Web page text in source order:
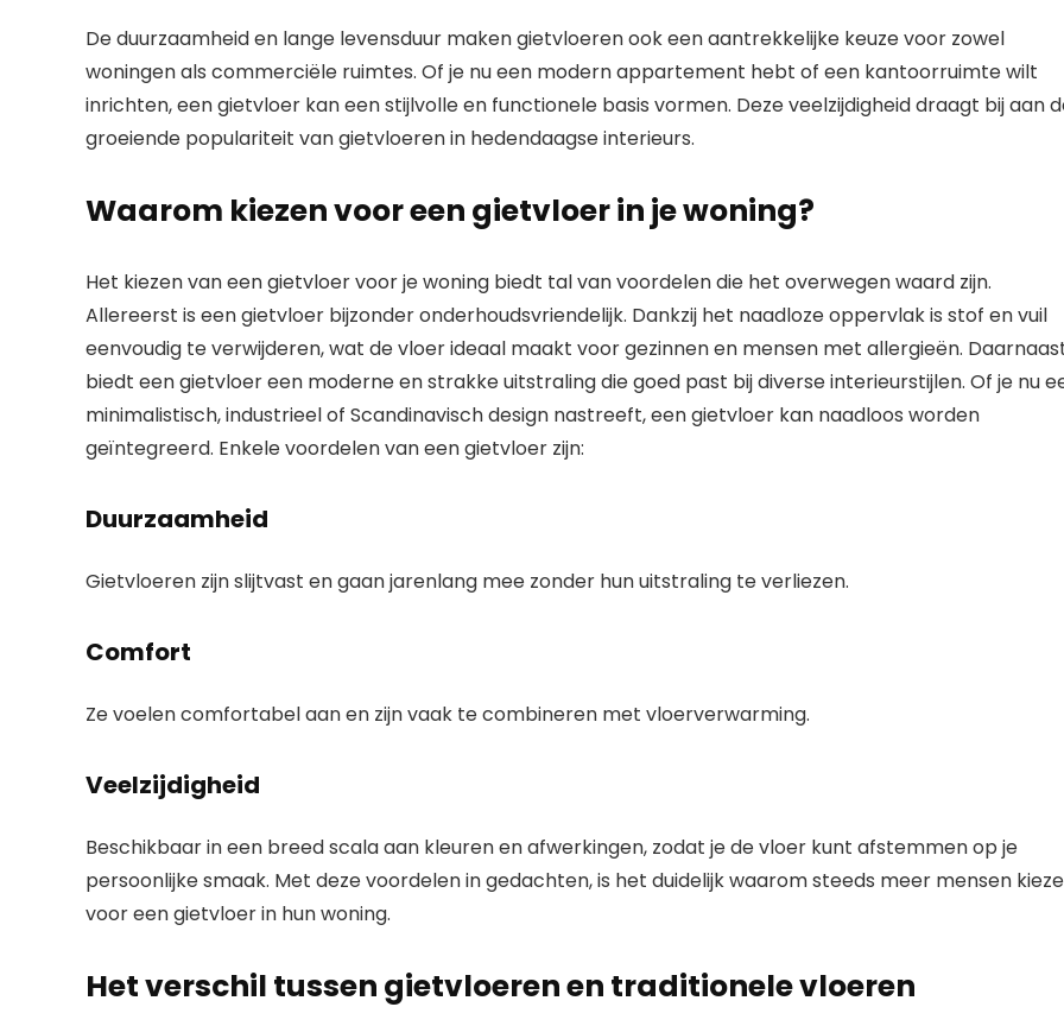
De duurzaamheid en lange levensduur maken gietvloeren ook een aantrekkelijke keuze voor zowel
woningen als commerciële ruimtes. Of je nu een modern appartement hebt of een kantoorruimte wilt
inrichten, een gietvloer kan een stijlvolle en functionele basis vormen. Deze veelzijdigheid draagt bij aan
groeiende populariteit van gietvloeren in hedendaagse interieurs.
Waarom kiezen voor een gietvloer in je woning?
Het kiezen van een gietvloer voor je woning biedt tal van voordelen die het overwegen waard zijn.
Allereerst is een gietvloer bijzonder onderhoudsvriendelijk. Dankzij het naadloze oppervlak is stof en vuil
eenvoudig te verwijderen, wat de vloer ideaal maakt voor gezinnen en mensen met allergieën.
biedt een gietvloer een moderne en strakke uitstraling die goed past bij diverse interieurstijlen. Of je nu
minimalistisch, industrieel of Scandinavisch design nastreeft, een gietvloer kan naadloos worden
geïntegreerd. Enkele voordelen van een gietvloer zijn:
Duurzaamheid
Gietvloeren zijn slijtvast en gaan jarenlang mee zonder hun uitstraling te verliezen.
Comfort
Ze voelen comfortabel aan en zijn vaak te combineren met vloerverwarming.
Veelzijdigheid
Beschikbaar in een breed scala aan kleuren en afwerkingen, zodat je de vloer kunt afstemmen op je
persoonlijke smaak. Met deze voordelen in gedachten, is het duidelijk waarom steeds meer mensen
voor een gietvloer in hun woning.
Het verschil tussen gietvloeren en traditionele vloeren